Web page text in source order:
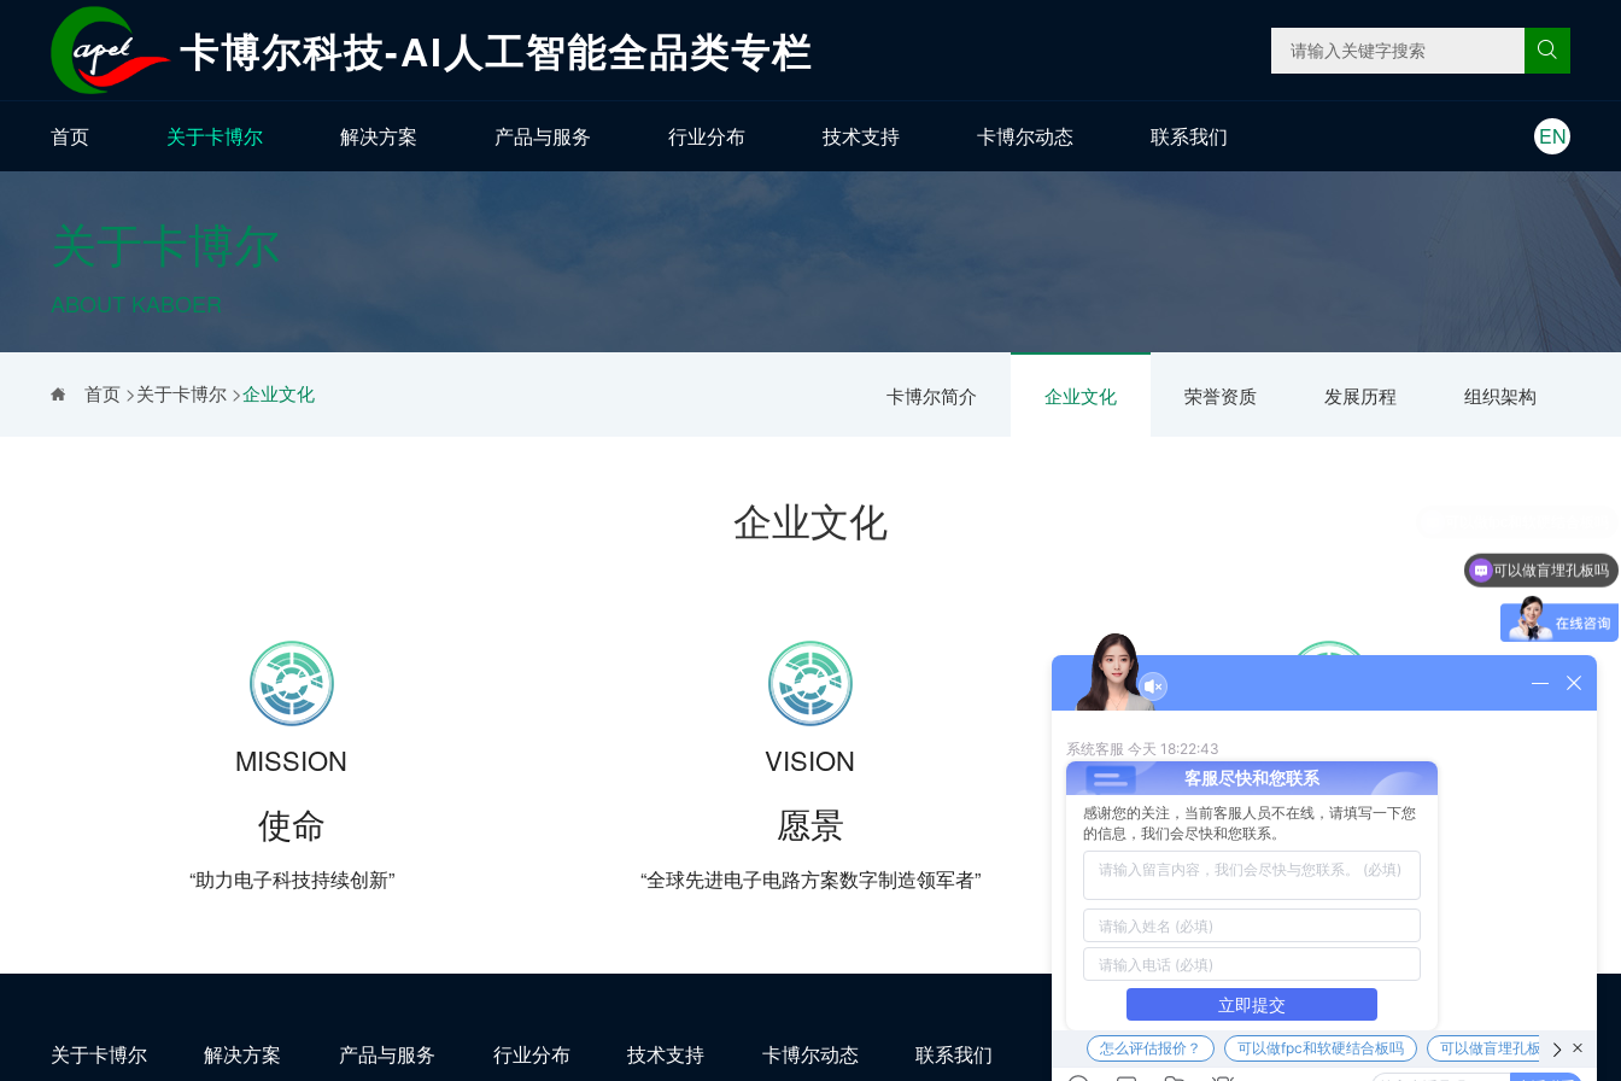
卡博尔科技-AI人工智能全品类专栏
首页 关于卡博尔 解决方案 产品与服务 行业分布 技术支持 卡博尔动态 联系我们 EN
关于卡博尔
ABOUT KABOER
卡博尔简介 企业文化 荣誉资质 发展历程 组织架构
首页>关于卡博尔>企业文化
企业文化
MISSION
使命
“助力电子科技持续创新”
VISION
愿景
“全球先进电子电路方案数字制造领军者”
CORE VALUE
核心价值观
“顾客为先，高效可靠，持续创新，共同成长”
关于卡博尔 解决方案 产品与服务 行业分布 技术支持 卡博尔动态 联系我们
可以做盲埋孔板吗